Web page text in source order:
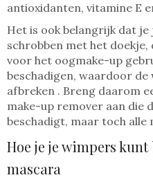
antioxidanten, vitamine E
Het is ook belangrijk dat
schrobben met het doekje,
voor het oogmake-up
beschadigen, waardoor
afbreken . Breng daarom
make-up remover aan die
beschadigt, maar toch
Hoe je je wimpers
mascara